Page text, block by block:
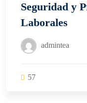
Seguridad y
Laborales
admintea
57